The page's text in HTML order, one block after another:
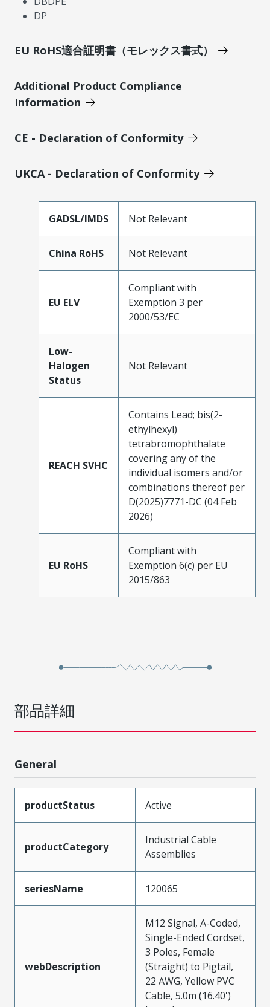
DP
EU RoHS適合証明書（モレックス書式）
Additional Product Compliance
Information
CE - Declaration of Conformity
UKCA - Declaration of Conformity
GADSL/IMDS Not Relevant
China RoHS Not Relevant
EU ELV
Compliant with
Exemption 3 per
2000/53/EC
Low-
Halogen
Status
Not Relevant
REACH SVHC
Contains Lead; bis(2-
ethylhexyl)
tetrabromophthalate
covering any of the
individual isomers and/or
combinations thereof per
D(2025)7771-DC (04 Feb
2026)
EU RoHS
Compliant with
Exemption 6(c) per EU
2015/863
部品詳細
General
productStatus Active
productCategory
Industrial Cable
Assemblies
seriesName 120065
webDescription
M12 Signal, A-Coded,
Single-Ended Cordset,
3 Poles, Female
(Straight) to Pigtail,
22 AWG, Yellow PVC
Cable, 5.0m (16.40')